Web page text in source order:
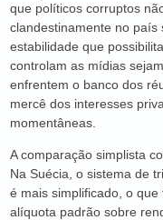
que políticos corruptos
clandestinamente no país
estabilidade que
controlam as mídias
enfrentem o banco dos
mercê dos interesses
momentâneas.
A comparação simplista
Na Suécia, o sistema de
é mais simplificado, o
alíquota padrão sobre